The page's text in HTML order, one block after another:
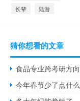
长辈 陆游
猜你想看的文章
食品专业跨考研方向
今年春节少了点什么